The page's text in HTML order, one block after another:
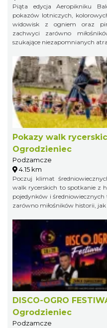
Piąta edycja Aeropikniku
pokazów lotniczych,
widowisk z ogniem oraz
zachwyci zarówno
szukające niezapomnianych
Pokazy walk
Ogrodzieniec
Podzamcze
4.15 km
Poczuj klimat
walk rycerskich to spotkanie z
pojedynków i
zarówno miłośników historii, jak
DISCO-OGRO
Ogrodzieniec
Podzamcze